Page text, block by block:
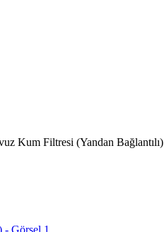
Kum Filtresi (Yandan Bağlantılı)